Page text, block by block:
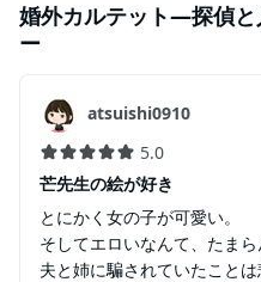
婚外カルテット―探偵と
ー
atsuishi0910
5.0
芒先生の絵が好き
とにかく女の子が可愛い。
そしてエロいなんて、たまら
夫と姉に騙されていたこと